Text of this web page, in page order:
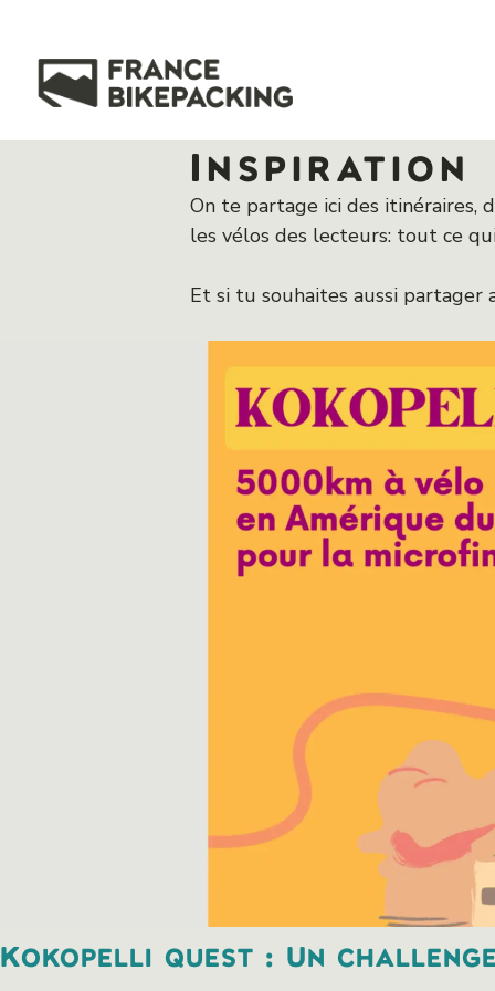
contenu
Inspiration
On te partage ici des itinéraires,
les vélos des lecteurs: tout ce
Et si tu souhaites aussi partager
Kokopelli quest : Un